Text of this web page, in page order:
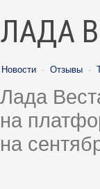
ЛАДА
Новости · Отзывы ·
Лада
на
на